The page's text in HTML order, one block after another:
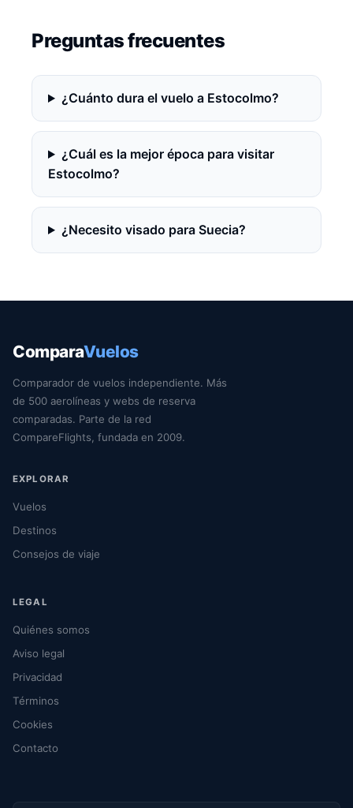
Preguntas frecuentes
¿Cuánto dura el vuelo a Estocolmo?
¿Cuál es la mejor época para visitar
Estocolmo?
¿Necesito visado para Suecia?
ComparaVuelos
Comparador de vuelos independiente. Más
de 500 aerolíneas y webs de reserva
comparadas. Parte de la red
CompareFlights, fundada en 2009.
EXPLORAR
Vuelos
Destinos
Consejos de viaje
LEGAL
Quiénes somos
Aviso legal
Privacidad
Términos
Cookies
Contacto